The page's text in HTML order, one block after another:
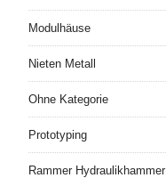
Modulhäuse
Nieten Metall
Ohne Kategorie
Prototyping
Rammer Hydraulikhammer